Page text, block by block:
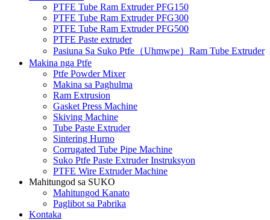
PTFE Tube Ram Extruder PFG150
PTFE Tube Ram Extruder PFG300
PTFE Tube Ram Extruder PFG500
PTFE Paste extruder
Pasiuna Sa Suko Ptfe（Uhmwpe）Ram Tube Extruder
Makina nga Ptfe
Ptfe Powder Mixer
Makina sa Paghulma
Ram Extrusion
Gasket Press Machine
Skiving Machine
Tube Paste Extruder
Sintering Hurno
Corrugated Tube Pipe Machine
Suko Ptfe Paste Extruder Instruksyon
PTFE Wire Extruder Machine
Mahitungod sa SUKO
Mahitungod Kanato
Paglibot sa Pabrika
Kontaka